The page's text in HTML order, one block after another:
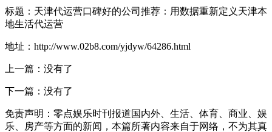
标题：天津代运营口碑好的公司推荐：用数据重新定义天津本
地生活代运营
地址：http://www.02b8.com/yjdyw/64286.html
上一篇：没有了
下一篇：没有了
免责声明：零点娱乐时刊报道国内外、生活、体育、商业、娱
乐、房产等方面的新闻，本篇所著内容来自于网络，不为其真